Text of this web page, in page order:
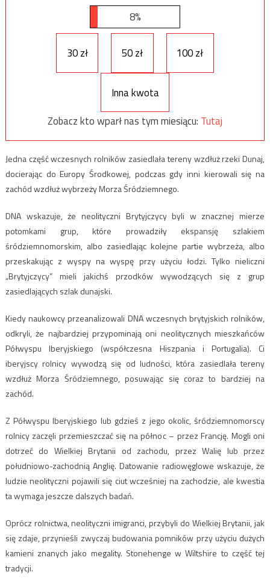
8%
30 zł 50 zł 100 zł
Inna kwota
Zobacz kto wparł nas tym miesiącu: Tutaj
Jedna część wczesnych rolników zasiedlała tereny wzdłuż rzeki Dunaj,
docierając do Europy Środkowej, podczas gdy inni kierowali się na
zachód wzdłuż wybrzeży Morza Śródziemnego.
DNA wskazuje, że neolityczni Brytyjczycy byli w znacznej mierze
potomkami grup, które prowadziły ekspansję szlakiem
śródziemnomorskim, albo zasiedlając kolejne partie wybrzeża, albo
przeskakując z wyspy na wyspę przy użyciu łodzi. Tylko nieliczni
„Brytyjczycy” mieli jakichś przodków wywodzących się z grup
zasiedlających szlak dunajski.
Kiedy naukowcy przeanalizowali DNA wczesnych brytyjskich rolników,
odkryli, że najbardziej przypominają oni neolitycznych mieszkańców
Półwyspu Iberyjskiego (współczesna Hiszpania i Portugalia). Ci
iberyjscy rolnicy wywodzą się od ludności, która zasiedlała tereny
wzdłuż Morza Śródziemnego, posuwając się coraz to bardziej na
zachód.
Z Półwyspu Iberyjskiego lub gdzieś z jego okolic, śródziemnomorscy
rolnicy zaczęli przemieszczać się na północ – przez Francję. Mogli oni
dotrzeć do Wielkiej Brytanii od zachodu, przez Walię lub przez
południowo-zachodnią Anglię. Datowanie radiowęglowe wskazuje, że
ludzie neolityczni pojawili się ciut wcześniej na zachodzie, ale kwestia
ta wymaga jeszcze dalszych badań.
Oprócz rolnictwa, neolityczni imigranci, przybyli do Wielkiej Brytanii, jak
się zdaje, przynieśli zwyczaj budowania pomników przy użyciu dużych
kamieni znanych jako megality. Stonehenge w Wiltshire to część tej
tradycji.